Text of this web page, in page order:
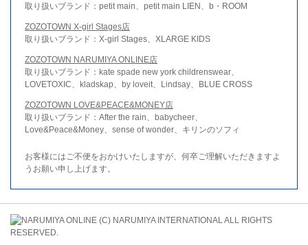
取り扱いブランド：petit main、petit main LIEN、b・ROOM
ZOZOTOWN X-girl Stages店
取り扱いブランド：X-girl Stages、XLARGE KIDS
ZOZOTOWN NARUMIYA ONLINE店
取り扱いブランド：kate spade new york childrenswear、
LOVETOXIC、kladskap、by loveit、Lindsay、BLUE CROSS
ZOZOTOWN LOVE&PEACE&MONEY店
取り扱いブランド：After the rain、babycheer、
Love&Peace&Money、sense of wonder、キリンのソフィ
お客様にはご不便をおかけいたしますが、何卒ご理解いただきますよ
うお願い申し上げます。